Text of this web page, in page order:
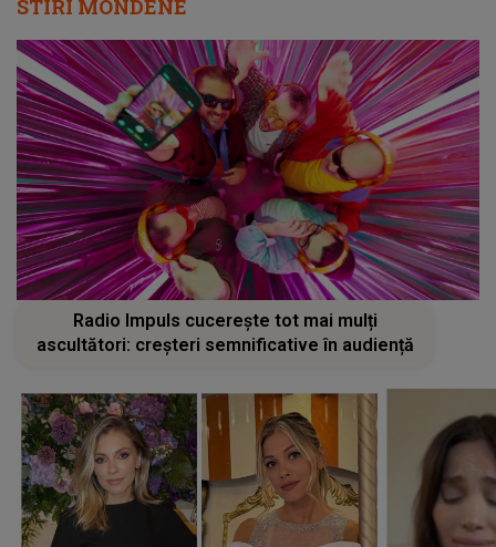
STIRI MONDENE
Radio Impuls cucerește tot mai mulți
ascultători: creșteri semnificative în audiență